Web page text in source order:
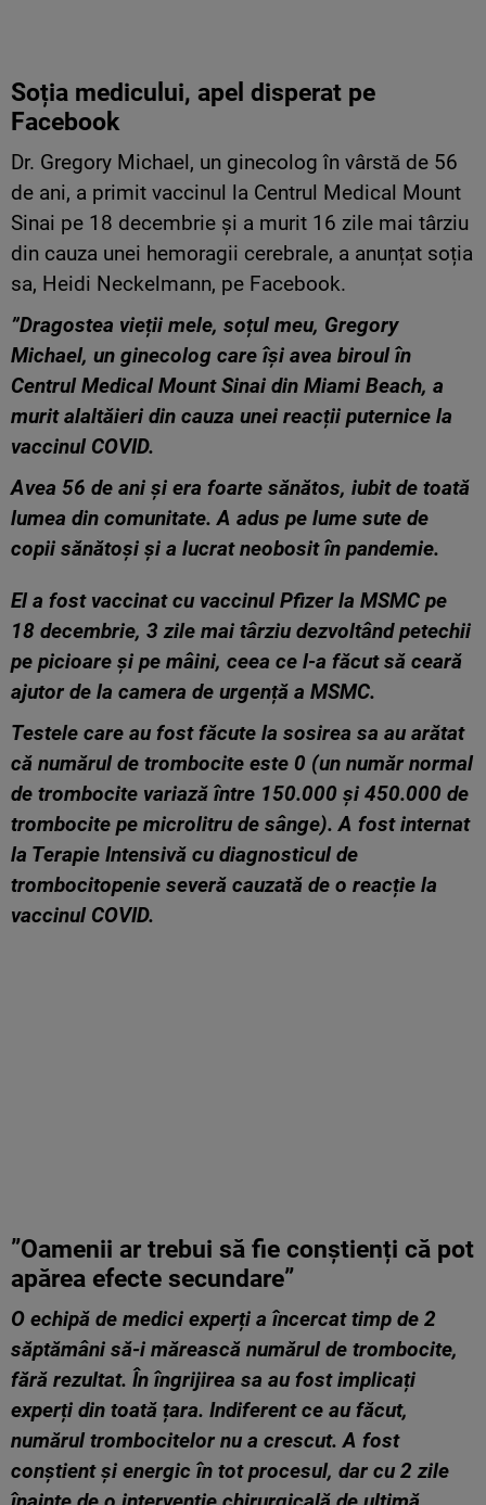
Soția medicului, apel disperat pe
Facebook
Dr. Gregory Michael, un ginecolog în vârstă de 56
de ani, a primit vaccinul la Centrul Medical Mount
Sinai pe 18 decembrie și a murit 16 zile mai târziu
din cauza unei hemoragii cerebrale, a anunțat soția
sa, Heidi Neckelmann, pe Facebook.
”Dragostea vieții mele, soțul meu, Gregory
Michael, un ginecolog care își avea biroul în
Centrul Medical Mount Sinai din Miami Beach, a
murit alaltăieri din cauza unei reacții puternice la
vaccinul COVID.
Avea 56 de ani și era foarte sănătos, iubit de toată
lumea din comunitate. A adus pe lume sute de
copii sănătoși și a lucrat neobosit în pandemie.
El a fost vaccinat cu vaccinul Pfizer la MSMC pe
18 decembrie, 3 zile mai târziu dezvoltând petechii
pe picioare și pe mâini, ceea ce l-a făcut să ceară
ajutor de la camera de urgență a MSMC.
Testele care au fost făcute la sosirea sa au arătat
că numărul de trombocite este 0 (un număr normal
de trombocite variază între 150.000 și 450.000 de
trombocite pe microlitru de sânge). A fost internat
la Terapie Intensivă cu diagnosticul de
trombocitopenie severă cauzată de o reacție la
vaccinul COVID.
”Oamenii ar trebui să fie conștienți că pot
apărea efecte secundare”
O echipă de medici experți a încercat timp de 2
săptămâni să-i mărească numărul de trombocite,
fără rezultat. În îngrijirea sa au fost implicați
experți din toată țara. Indiferent ce au făcut,
numărul trombocitelor nu a crescut. A fost
conștient și energic în tot procesul, dar cu 2 zile